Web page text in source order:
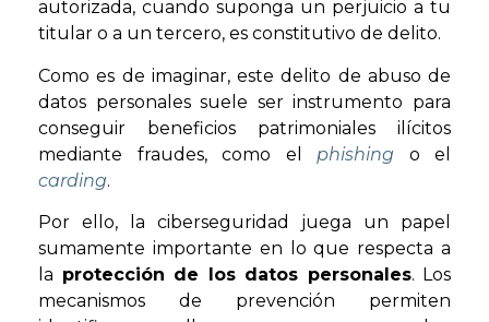
autorizada, cuando suponga un perjuicio a tu
titular o a un tercero, es constitutivo de delito.
Como es de imaginar, este delito de abuso de
datos personales suele ser instrumento para
conseguir beneficios patrimoniales ilícitos
mediante fraudes, como el phishing o el
carding.
Por ello, la ciberseguridad juega un papel
sumamente importante en lo que respecta a
la protección de los datos personales. Los
mecanismos de prevención permiten